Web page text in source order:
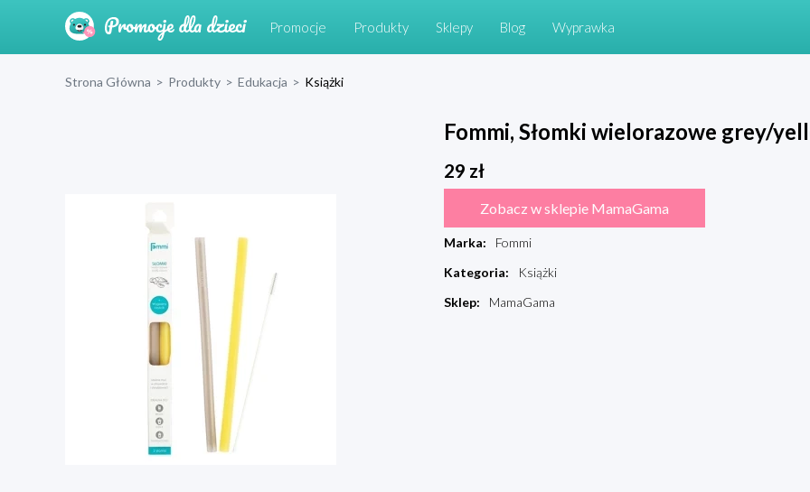
Promocje Produkty Sklepy Blog Wyprawka
Strona Główna > Produkty > Edukacja > Książki
Fommi, Słomki wielorazowe grey/
29 zł
Zobacz w sklepie MamaGama
Marka:
Fommi
Kategoria:
Książki
Sklep: MamaGama